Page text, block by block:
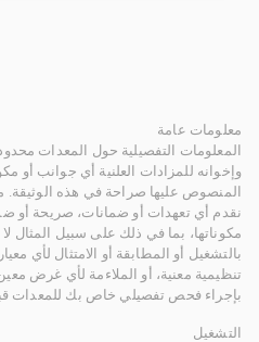
معلومات عامة
المعلومات التفصيلية حول المعدات
وإخوانه للمزادات العلنية أي جوانب أو
المنصوص عليها صراحة في هذه
نقدم أي تعهدات أو ضمانات، صريحة أو
مكوناتها، بما في ذلك على سبيل المثال
بالتشغيل أو المطابقة أو الامتثال لأي
تنظيمية معنية، أو الملاءمة لأي غرض
بإجراء فحص تفصيلي خاص بك للمعدات
التشغيل